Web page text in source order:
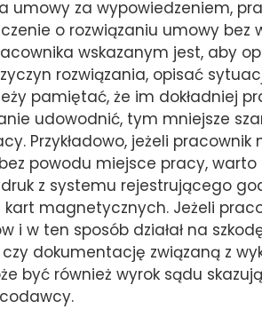
umowy za wypowiedzeniem,
o rozwiązaniu umowy bez
wskazanym jest, aby
rozwiązania, opisać
pamiętać, że im dokładniej
udowodnić, tym mniejsze
Przykładowo, jeżeli pracownik
powodu miejsce pracy,
z systemu rejestrującego
magnetycznych. Jeżeli
i w ten sposób działał na
dokumentację związaną z
być również wyrok sądu